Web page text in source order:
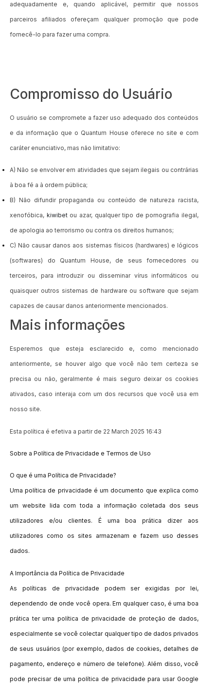
adequadamente e, quando aplicável, permitir que nossos
parceiros afiliados ofereçam qualquer promoção que pode
fornecê-lo para fazer uma compra.
Compromisso do Usuário
O usuário se compromete a fazer uso adequado dos conteúdos
e da informação que o Quantum House oferece no site e com
caráter enunciativo, mas não limitativo:
A) Não se envolver em atividades que sejam ilegais ou contrárias
à boa fé a à ordem pública;
B) Não difundir propaganda ou conteúdo de natureza racista,
xenofóbica, kiwibetou azar, qualquer tipo de pornografia ilegal,
de apologia ao terrorismo ou contra os direitos humanos;
C) Não causar danos aos sistemas físicos (hardwares) e lógicos
(softwares) do Quantum House, de seus fornecedores ou
terceiros, para introduzir ou disseminar vírus informáticos ou
quaisquer outros sistemas de hardware ou software que sejam
capazes de causar danos anteriormente mencionados.
Mais informações
Esperemos que esteja esclarecido e, como mencionado
anteriormente, se houver algo que você não tem certeza se
precisa ou não, geralmente é mais seguro deixar os cookies
ativados, caso interaja com um dos recursos que você usa em
nosso site.
Esta política é efetiva a partir de 22 March 2025 16:43
Sobre a Política de Privacidade e Termos de Uso
O que é uma Política de Privacidade?
Uma política de privacidade é um documento que explica como
um website lida com toda a informação coletada dos seus
utilizadores e/ou clientes. É uma boa prática dizer aos
utilizadores como os sites armazenam e fazem uso desses
dados.
A Importância da Política de Privacidade
As políticas de privacidade podem ser exigidas por lei,
dependendo de onde você opera. Em qualquer caso, é uma boa
prática ter uma política de privacidade de proteção de dados,
especialmente se você colectar qualquer tipo de dados privados
de seus usuários (por exemplo, dados de cookies, detalhes de
pagamento, endereço e número de telefone). Além disso, você
pode precisar de uma política de privacidade para usar Google